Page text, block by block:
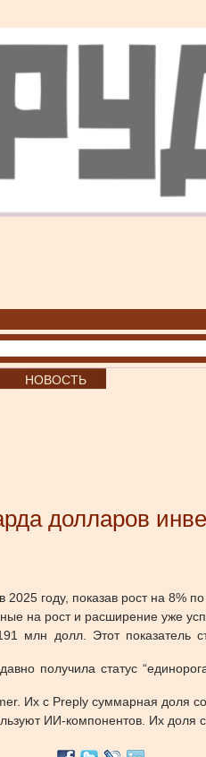
НОВОСТЬ
долларов
году, показав рост на 8%
на рост и расширение уже
млн долл. Этот показатель
получила статус
Их с Preply суммарная доля
ИИ-компонентов. Их доля